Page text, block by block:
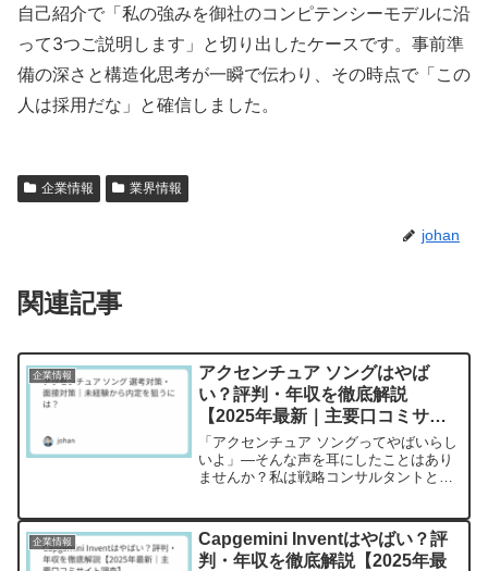
自己紹介で「私の強みを御社のコンピテンシーモデルに沿
って3つご説明します」と切り出したケースです。事前準
備の深さと構造化思考が一瞬で伝わり、その時点で「この
人は採用だな」と確信しました。
企業情報 業界情報
johan
関連記事
企業情報
アクセンチュア ソングはやば
い？評判・年収を徹底解説
【2025年最新｜主要口コミサイ
ト調査】
「アクセンチュア ソングってやばいらし
いよ」—そんな声を耳にしたことはあり
ませんか？私は戦略コンサルタントとし
あります。ポジティブな意味での「やば
い」（年収が高い、成...
企業情報
Capgemini Inventはやばい？評
判・年収を徹底解説【2025年最